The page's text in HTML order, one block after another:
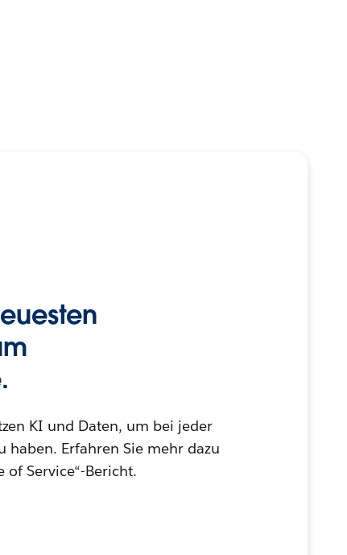
KI und Daten, um bei jeder
haben. Erfahren Sie mehr dazu
of Service“-Bericht.